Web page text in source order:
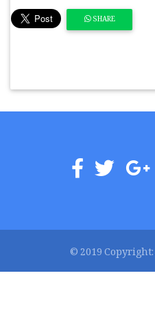
SHARE
© 2019 Copyright: